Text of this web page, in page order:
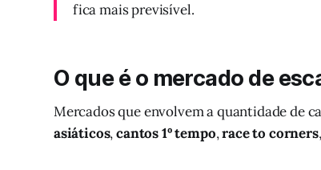
fica mais previsível.
O que é o mercado de
Mercados que envolvem a quantidade de
asiáticos,cantos 1º tempo,race to corners